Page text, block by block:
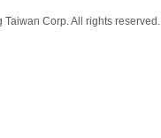
Corp. All rights reserved.